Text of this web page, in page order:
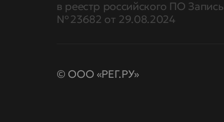
в реестр российского ПО Запись
№ 23682 от 29.08.2024
© ООО «РЕГ.РУ»